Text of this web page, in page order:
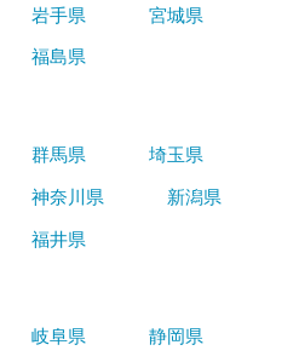
岩手県
宮城県
福島県
群馬県
埼玉県
神奈川県
新潟県
福井県
岐阜県
静岡県